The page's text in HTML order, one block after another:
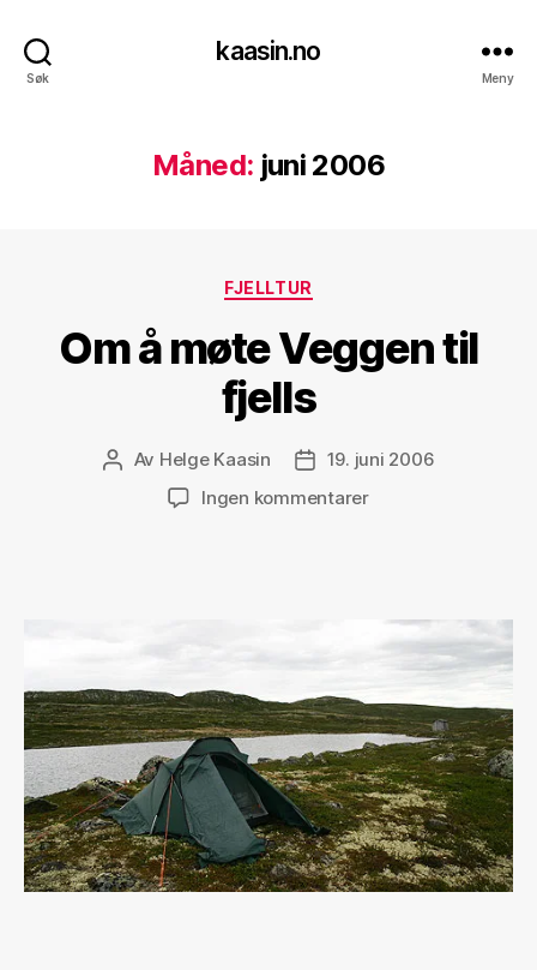
Søk
kaasin.no
Meny
Måned: juni 2006
Kategorier
FJELLTUR
Om å møte Veggen til
fjells
Innleggsforfatter
Av Helge Kaasin Publiseringsdato
19. juni 2006
Ingen kommentarertil